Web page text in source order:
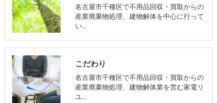
名古屋市千種区で不用品回収・買取からの
産業廃棄物処理、建物解体を中心に行って
い…
こだわり
名古屋市千種区で不用品回収・買取からの
産業廃棄物処理、建物解体業を営む家電リ
ユ…